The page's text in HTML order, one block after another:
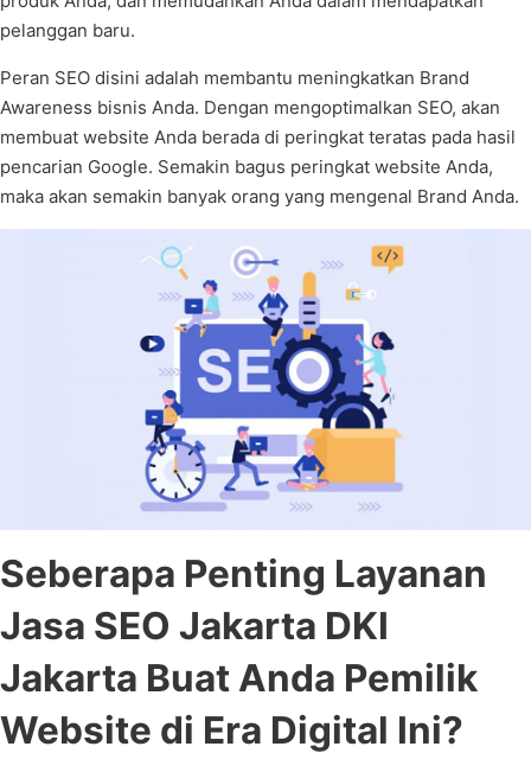
pelanggan baru.
Peran SEO disini adalah membantu meningkatkan Brand
Awareness bisnis Anda. Dengan mengoptimalkan SEO, akan
membuat website Anda berada di peringkat teratas pada hasil
pencarian Google. Semakin bagus peringkat website Anda,
maka akan semakin banyak orang yang mengenal Brand Anda.
Seberapa Penting Layanan
Jasa SEO Jakarta DKI
Jakarta Buat Anda Pemilik
Website di Era Digital Ini?